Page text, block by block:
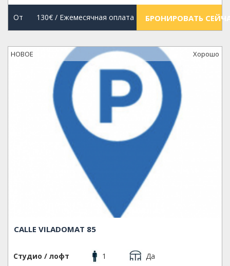
От 130€/ Ежемесячная оплата БРОНИРОВАТЬ
НОВОЕ Xорошо
CALLE VILADOMAT 85
Студио / лофт 1
Да